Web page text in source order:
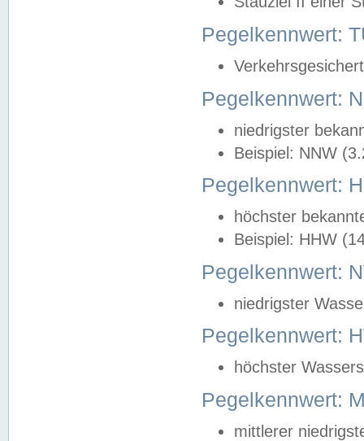
Pegelkennwert:
Pegelkennwert:
niedrigster
Beispiel: NNW
Pegelkennwert:
höchster
Beispiel: HHW
Pegelkennwert:
niedrigster
Pegelkennwert:
höchster
Pegelkennwert:
mittlerer